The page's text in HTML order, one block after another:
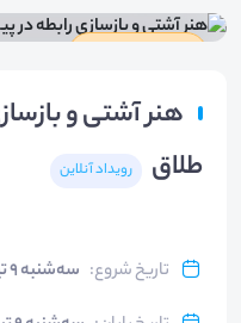
هنر آشتی و
طلاق
رویداد آنلاین
تاریخ شروع: سه‌شنبه ۹ تیر ۱۴۰۵ ، ساعت ۰۵:۳۰